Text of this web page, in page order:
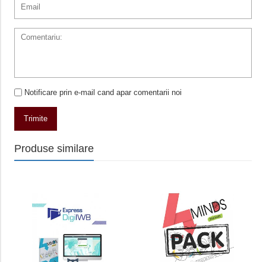
Notificare prin e-mail cand apar comentarii noi
Trimite
Produse similare